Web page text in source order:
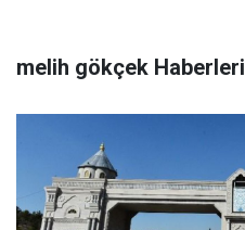
melih gökçek Haberleri